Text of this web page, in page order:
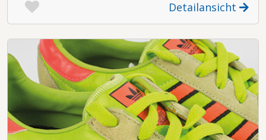
Detailansicht